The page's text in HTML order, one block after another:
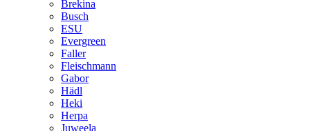
Brekina
Busch
ESU
Evergreen
Faller
Fleischmann
Gabor
Hädl
Heki
Herpa
Juweela